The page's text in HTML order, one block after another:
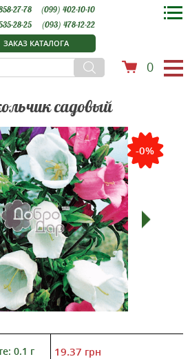
ЗАКАЗ КАТАЛОГА
0
27-78
(099) 402-10-10
28-25
(093) 478-12-22
садовый
-0%
0.1 г 19.37 грн